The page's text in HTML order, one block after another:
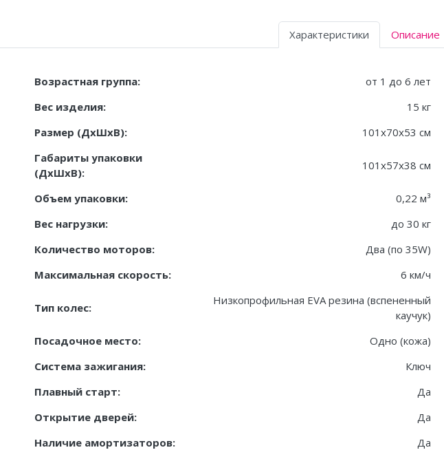
Характеристики Описание
Возрастная группа:
от 1 до 6 лет
Вес изделия:
15 кг
Размер (ДxШxВ):
101x70x53 см
Габариты упаковки
(ДxШxВ):
101х57х38 см
Объем упаковки:
0,22 м³
Вес нагрузки:
до 30 кг
Количество моторов:
Два (по 35W)
Максимальная скорость:
6 км/ч
Тип колес:
Низкопрофильная EVA резина (вспененный
каучук)
Посадочное место:
Одно (кожа)
Система зажигания:
Ключ
Плавный старт:
Да
Открытие дверей:
Да
Наличие амортизаторов:
Да